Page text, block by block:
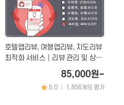
호텔앱리뷰, 여행앱리뷰, 지도리뷰
최적화 서비스│리뷰 관리 및 상위
85,000원~
5.0 1,856개의 평가